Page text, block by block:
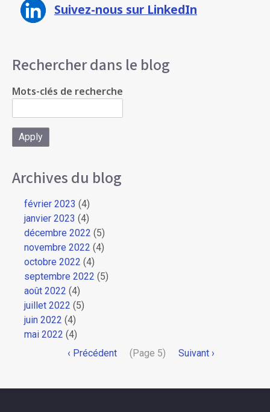
Suivez-nous sur LinkedIn
Rechercher dans le blog
Mots-clés de recherche
Archives du blog
février 2023 (4)
janvier 2023 (4)
décembre 2022 (5)
novembre 2022 (4)
octobre 2022 (4)
septembre 2022 (5)
août 2022 (4)
juillet 2022 (5)
juin 2022 (4)
mai 2022 (4)
PaginationPage
‹ Précédent (Page 5)
Page
Suivant ›